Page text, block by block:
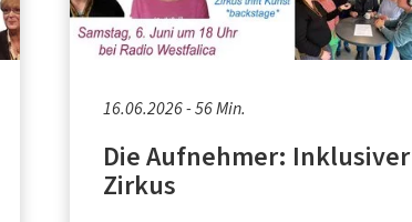
16.06.2026 - 56 Min.
Die Aufnehmer: Inklusiver
Zirkus